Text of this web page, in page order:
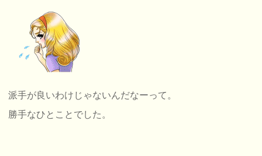
派手が良いわけじゃないんだなーって。
勝手なひとことでした。